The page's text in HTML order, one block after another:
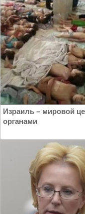
Израиль – мировой
органами